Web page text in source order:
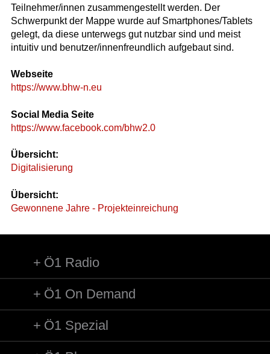
Teilnehmer/innen zusammengestellt werden. Der
Schwerpunkt der Mappe wurde auf Smartphones/Tablets
gelegt, da diese unterwegs gut nutzbar sind und meist
intuitiv und benutzer/innenfreundlich aufgebaut sind.
Webseite
https://www.bhw-n.eu
Social Media Seite
https://www.facebook.com/bhw2.0
Übersicht:
Digitalisierung
Übersicht:
Gewonnene Jahre - Projekteinreichung
Ö1 Radio
Ö1 On Demand
Ö1 Spezial